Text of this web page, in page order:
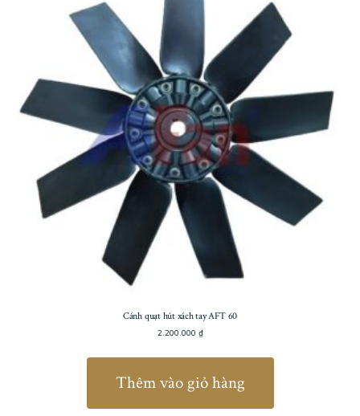
Cánh quạt hút xách tay AFT 60
2.200.000 ₫
Thêm vào giỏ hàng